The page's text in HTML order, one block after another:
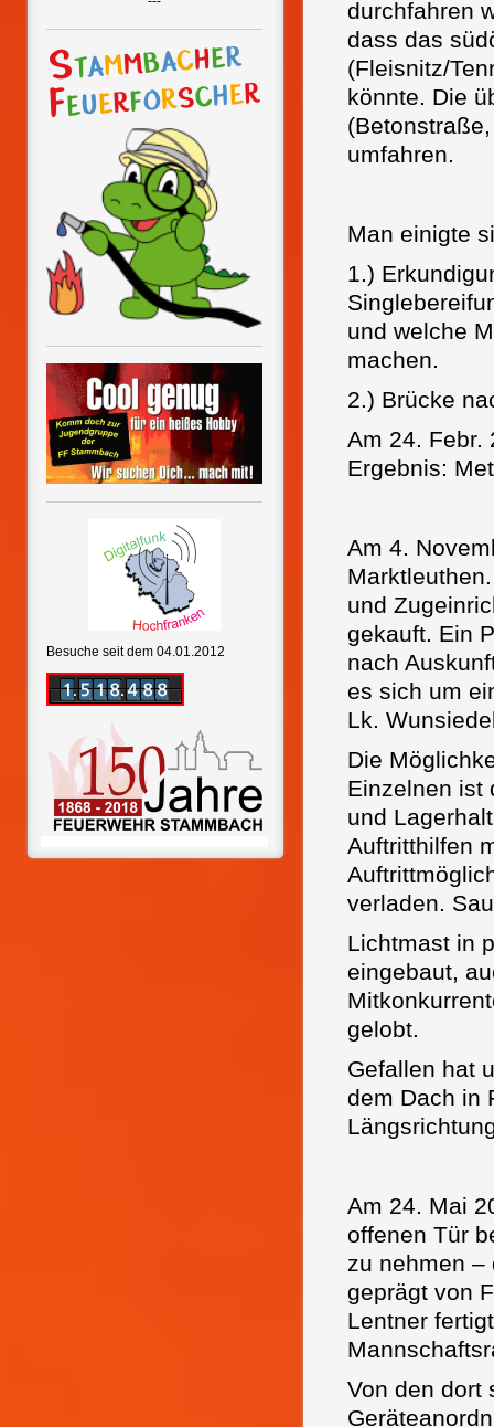
Besuche seit dem 04.01.2012
durchfahren
dass das
(Fleisnitz/
könnte. Die
umfahren.
Man einigte
1.)
und welche
machen.
2.) Brücke
Am 24. Febr.
Ergebnis:
Am 4.
und
gekauft. Ein
nach
es sich um
Lk.
Die
Einzelnen ist
und
Auftritthilfen
verladen.
Lichtmast in
eingebaut,
gelobt.
Gefallen hat
dem Dach in
Am 24. Mai
offenen Tür
zu nehmen –
geprägt von
Lentner
Von den dort